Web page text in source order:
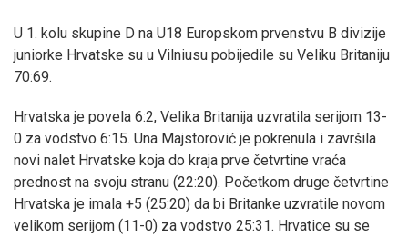
U 1. kolu skupine D na U18 Europskom prvenstvu B divizije
juniorke Hrvatske su u Vilniusu pobijedile su Veliku Britaniju
70:69.
Hrvatska je povela 6:2, Velika Britanija uzvratila serijom 13-
0 za vodstvo 6:15. Una Majstorović je pokrenula i završila
novi nalet Hrvatske koja do kraja prve četvrtine vraća
prednost na svoju stranu (22:20). Početkom druge četvrtine
Hrvatska je imala +5 (25:20) da bi Britanke uzvratile novom
velikom serijom (11-0) za vodstvo 25:31. Hrvatice su se